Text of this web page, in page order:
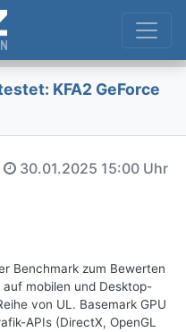
KFA2 GeForce
30.01.2025 15:00 Uhr
Benchmark zum Bewerten
mobilen und Desktop-
von UL. Basemark GPU
APIs (DirectX, OpenGL